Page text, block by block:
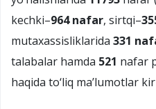
kechki–964 nafar, sirtqi–
mutaxassisliklarida 331
talabalar hamda 521 nafar
haqida to‘liq ma’lumotlar